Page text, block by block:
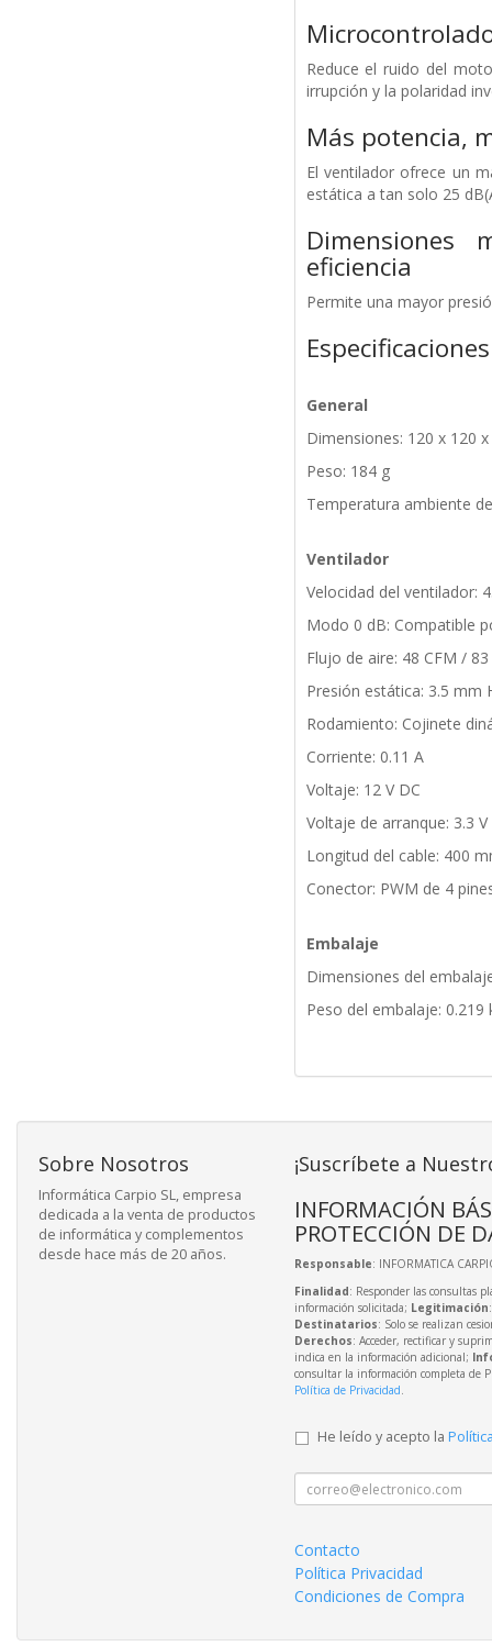
Reduce el ruido del
irrupción y la polaridad
Más potencia,
El ventilador ofrece un
estática a tan solo 25
Dimensiones
eficiencia
Permite una mayor
Especificaciones
General
Dimensiones: 120 x 120
Peso: 184 g
Temperatura ambiente
Ventilador
Velocidad del ventilador:
Modo 0 dB: Compatible
Flujo de aire: 48 CFM / 83
Presión estática: 3.5 mm
Rodamiento: Cojinete
Corriente: 0.11 A
Voltaje: 12 V DC
Voltaje de arranque: 3.3 V
Longitud del cable: 400
Conector: PWM de 4
Embalaje
Dimensiones del
Peso del embalaje: 0.219
Sobre Nosotros
Informática Carpio SL, empresa
dedicada a la venta de productos
de informática y complementos
desde hace más de 20 años.
¡Suscríbete a
INFORMACIÓN
PROTECCIÓN DE
Responsable: INFORMATICA
Finalidad: Responder las consultas
información solicitada; Legitimación
Destinatarios: Solo se realizan
Derechos: Acceder, rectificar y
indica en la información adicional;
consultar la información completa de
Política de Privacidad.
He leído y acepto la
Contacto
Política Privacidad
Condiciones de Compra